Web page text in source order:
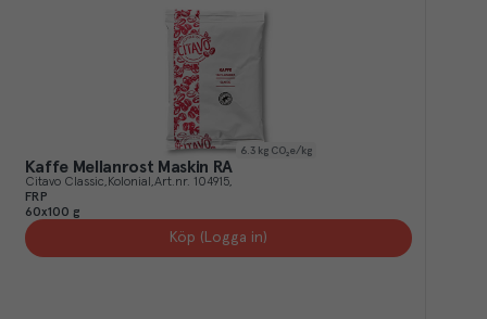
6.3 kg CO₂e/kg
Kaffe Mellanrost Maskin RA
Citavo Classic Kolonial Art.nr. 104915
FRP
60x100 g
Köp (Logga in)